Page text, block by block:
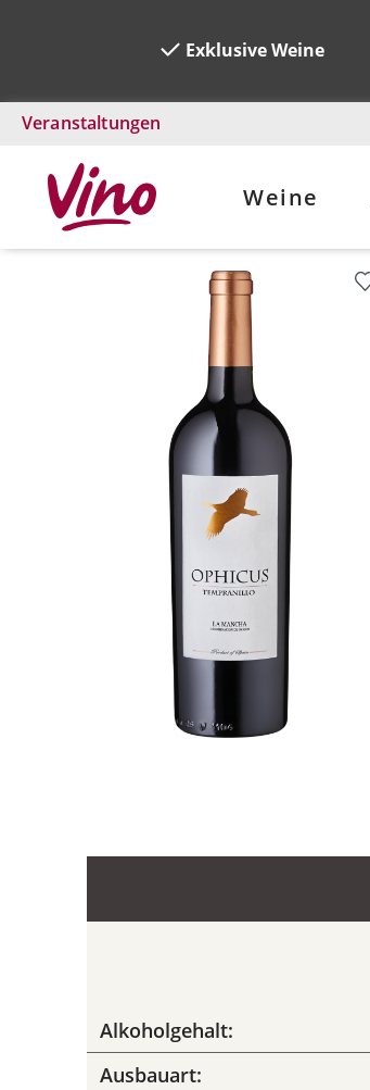
Exklusive Weine
Veranstaltungen
Weine
Bildergalerie überspringen
Alkoholgehalt:
Ausbauart: